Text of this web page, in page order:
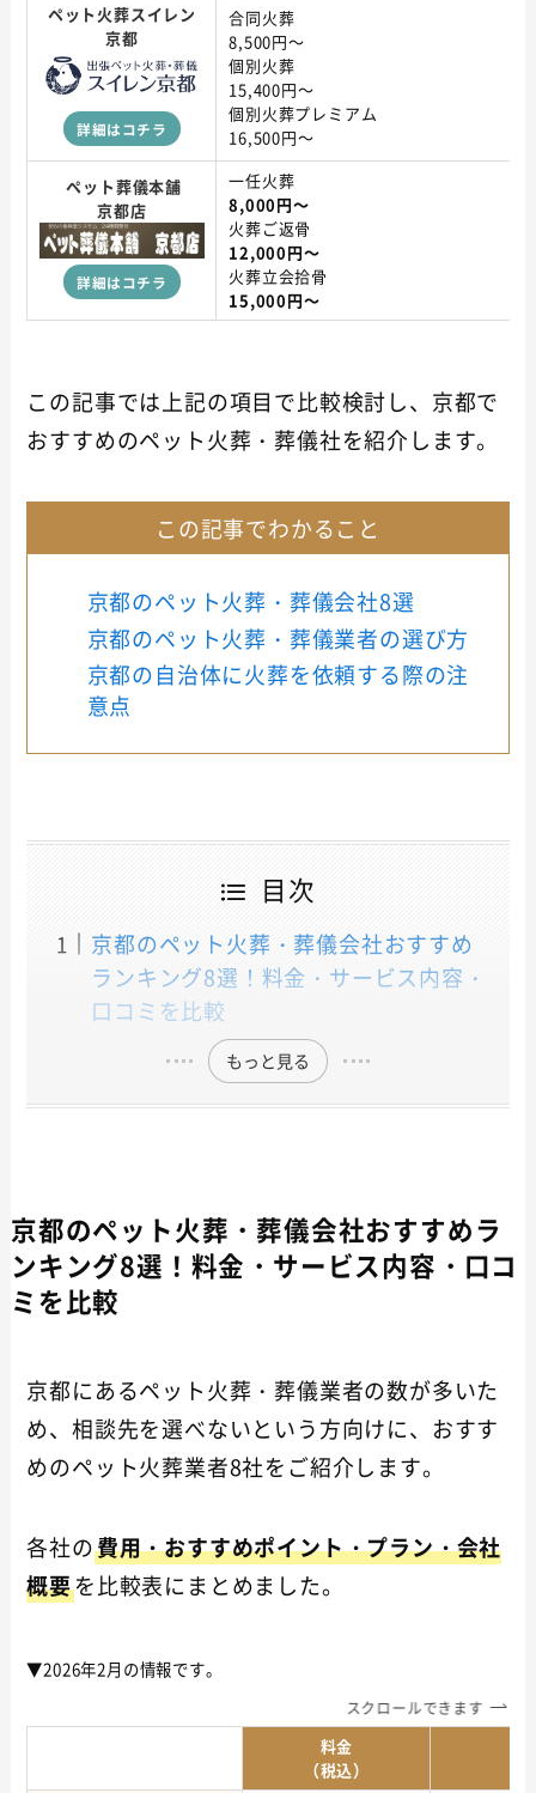
ペット火葬スイレン
京都
詳細はコチラ
合同火葬
8,500円～
個別火葬
15,400円～
個別火葬プレミアム
16,500円～
ペット葬儀本舗
京都店
詳細はコチラ
一任火葬
8,000円～
火葬ご返骨
12,000円～
火葬立会拾骨
15,000円～
この記事では上記の項目で比較検討し、京都で
おすすめのペット火葬・葬儀社を紹介します。
この記事でわかること
京都のペット火葬・葬儀会社8選
京都のペット火葬・葬儀業者の選び方
京都の自治体に火葬を依頼する際の注
意点
目次
京都のペット火葬・葬儀会社おすすめ
ランキング8選！料金・サービス内容・
口コミを比較
もっと見る
京都のペット火葬・葬儀会社おすすめラ
ンキング8選！料金・サービス内容・口コ
ミを比較
京都にあるペット火葬・葬儀業者の数が多いた
め、相談先を選べないという方向けに、おすす
めのペット火葬業者8社をご紹介します。
各社の費用・おすすめポイント・プラン・会社
概要を比較表にまとめました。
▼2026年2月の情報です。
スクロールできます
料金
（税込）